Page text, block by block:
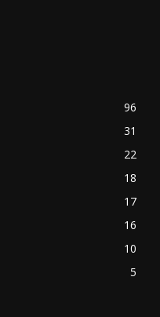
96
31
22
18
17
16
10
5